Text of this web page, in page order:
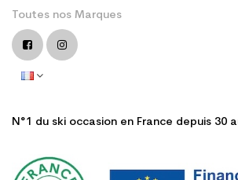
Toutes nos Marques
N°1 du ski occasion en France depuis 30